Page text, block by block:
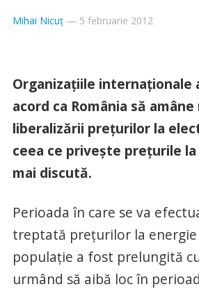
Mihai Nicuț— 5 februarie 2012
Organizaţiile internaţionale
acord ca România să
liberalizării preţurilor la
ceea ce priveşte preţurile la
mai discută.
Perioada în care se va
treptată preţurilor la
populaţie a fost prelungită
urmând să aibă loc în